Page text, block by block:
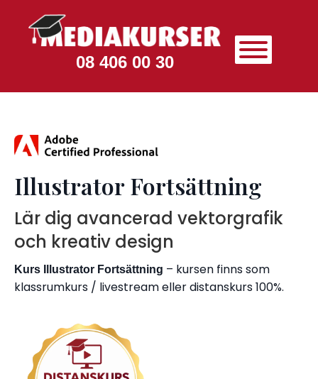
08 406 00 30
Illustrator Fortsättning
Lär dig avancerad vektorgrafik
och kreativ design
Kurs Illustrator Fortsättning – kursen finns som
klassrumkurs / livestream eller distanskurs 100%.